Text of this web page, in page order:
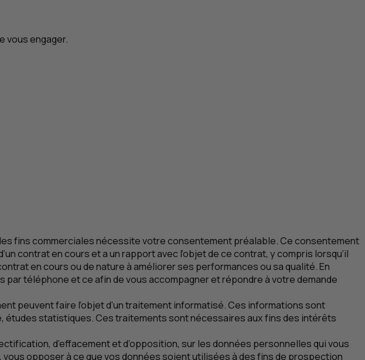
vous engager.
fins commerciales nécessite votre consentement préalable. Ce consentement
contrat en cours et a un rapport avec l’objet de ce contrat, y compris lorsqu’il
en cours ou de nature à améliorer ses performances ou sa qualité. En
téléphone et ce afin de vous accompagner et répondre à votre demande
peuvent faire l’objet d’un traitement informatisé. Ces informations sont
statistiques. Ces traitements sont nécessaires aux fins des intérêts
d’effacement et d’opposition, sur les données personnelles qui vous
opposer à ce que vos données soient utilisées à des fins de prospection